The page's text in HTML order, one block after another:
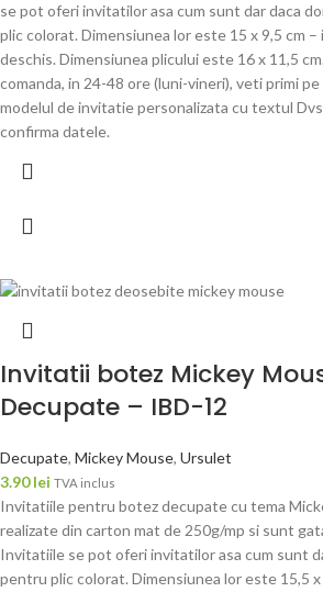
se pot oferi invitatilor asa cum sunt dar daca
plic colorat. Dimensiunea lor este 15 x 9,5 cm –
deschis. Dimensiunea plicului este 16 x 11,5
comanda, in 24-48 ore (luni-vineri), veti primi
modelul de invitatie personalizata cu textul
confirma datele.
Invitatii botez Mickey
Decupate – IBD-12
Decupate, Mickey Mouse, Ursulet
3.90lei TVA inclus
Invitatiile pentru botez decupate cu tema
realizate din carton mat de 250g/mp si sunt
Invitatiile se pot oferi invitatilor asa cum sunt
pentru plic colorat. Dimensiunea lor este 15,5 x